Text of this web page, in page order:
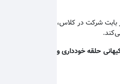
بابت شرکت در کلاس،
حلقه خودداری و